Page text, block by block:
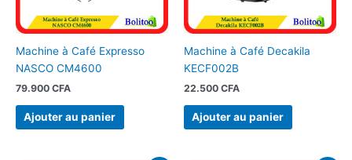
Machine à Café Expresso
NASCO CM4600
79.900 CFA
Ajouter au panier
Machine à Café Decakila
KECF002B
22.500 CFA
Ajouter au panier